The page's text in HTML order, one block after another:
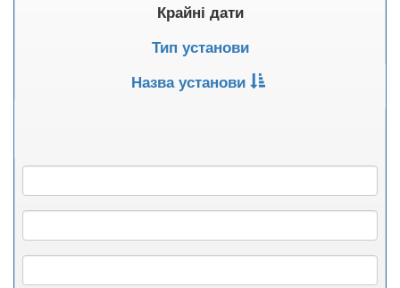
Крайні дати
Тип установи
Назва установи